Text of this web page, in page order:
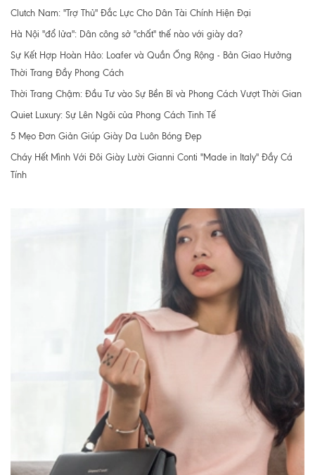
Clutch Nam: "Trợ Thủ" Đắc Lực Cho Dân Tài Chính Hiện Đại
Hà Nội "đổ lửa": Dân công sở "chất" thế nào với giày da?
Sự Kết Hợp Hoàn Hảo: Loafer và Quần Ống Rộng - Bản Giao Hưởng
Thời Trang Đầy Phong Cách
Thời Trang Chậm: Đầu Tư vào Sự Bền Bỉ và Phong Cách Vượt Thời Gian
Quiet Luxury: Sự Lên Ngôi của Phong Cách Tinh Tế
5 Mẹo Đơn Giản Giúp Giày Da Luôn Bóng Đẹp
Cháy Hết Mình Với Đôi Giày Lười Gianni Conti "Made in Italy" Đầy Cá
Tính